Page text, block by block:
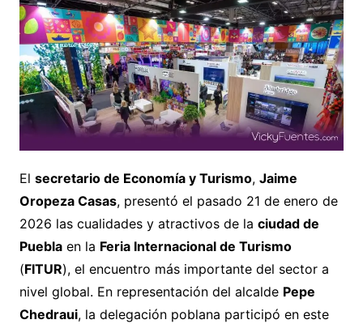
El secretario de Economía y Turismo, Jaime
Oropeza Casas, presentó el pasado 21 de enero de
2026 las cualidades y atractivos de la ciudad de
Pueblaen la Feria Internacional de Turismo
(FITUR), el encuentro más importante del sector a
nivel global. En representación del alcalde Pepe
Chedraui, la delegación poblana participó en este